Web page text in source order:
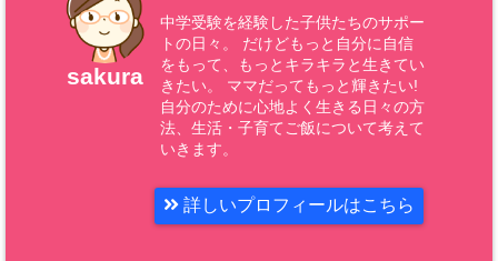
sakura
中学受験を経験した子供たちのサポー
トの日々。 だけどもっと自分に自信
をもって、もっとキラキラと生きてい
きたい。 ママだってもっと輝きたい!
自分のために心地よく生きる日々の方
法、生活・子育てご飯について考えて
いきます。
詳しいプロフィールはこちら